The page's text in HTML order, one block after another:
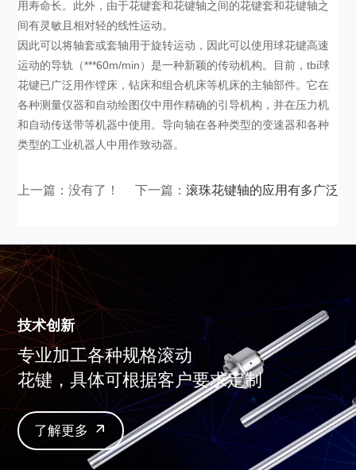
用寿命长。此外，由于花键套和花键轴之间的花键套和花键轴之
间有灵敏且相对轻的线性运动。
因此可以将轴套或套轴用于旋转运动，因此可以使用球花键高速
运动的导轨（***60m/min）是一种新颖的传动机构。目前，tbi球
花键已广泛用作镗床，钻床和组合机床等机床的主轴部件。它在
各种测量仪器和自动绘图仪中用作精确的引导机构，并在压力机
和自动传送带等机器中使用。导向轴在各种类型的变速器和各种
类型的工业机器人中用作致动器。
上一篇：没有了！ 下一篇： 滚珠花键轴的应用有多广泛
技术创新
专业加工各种规格滚动
花键，具体可根据客户要求定制
了解更多